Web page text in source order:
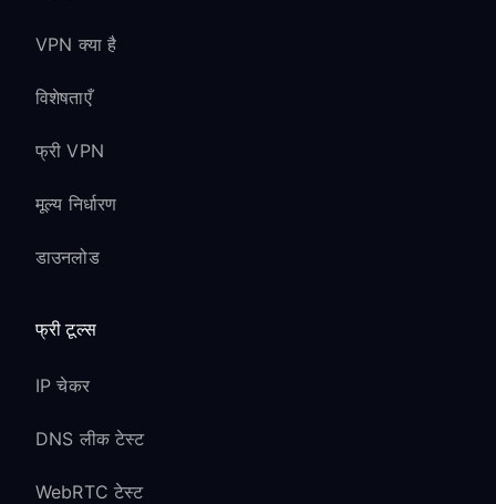
VPN क्या है
विशेषताएँ
फ्री VPN
मूल्य निर्धारण
डाउनलोड
फ्री टूल्स
IP चेकर
DNS लीक टेस्ट
WebRTC टेस्ट